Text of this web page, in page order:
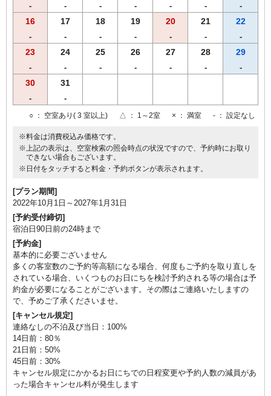
━ 温泉 ━ 伊賀忍者ゆかり『隠れの湯』
2024年リニューアルの大浴場＆露天風呂
森と風に包まれる湯浴みと、湯上がりラウンジ
━ ダイニング ━『TAKI-NOBE』
赤目の山並みを望むダイニングで、四季折々の美食を五感で。
赤目四十八滝・忍者の森・赤目滝水族館まで徒歩すぐ
室生寺・長谷寺も好アクセスの観光拠点に
― 諸注意 ―
※本プランは「90日前まで」のご予約限定です
※通常プランとキャンセル規定が異なります
※お料理アップグレードはご予約時にご申請ください
★Michelin Guide 愛知・岐阜・三重2019 特別版「3つ星」宿選出
For customers residing overseas and foreign nationals residing in
Japan, we kindly request that reservations be made with advance
credit card payment only. If a reservation is made with on-site
payment, it will need to be resubmitted as a reservation with credit
card payment.
✳︎✳︎豆情報✳︎✳︎
●当館は、いろいろな観光地に行くのに便利な場所！
旅の拠点にするには絶好の旅館です！
- - - - - - -
16
-
17
-
18
-
19
-
20
-
21
-
22
-
23
-
24
-
25
-
26
-
27
-
28
-
29
-
30
-
31
-
○ ： 空室あり( 3 室以上) △ ： 1～2室 × ： 満室 - ： 設定なし
※料金は消費税込み価格です。
※上記の表示は、空室検索の照会時点の状況ですので、予約時にお取り
できない場合もございます。
※日付をタッチすると料金・予約ボタンが表示されます。
[プラン期間]
2022年10月1日～2027年1月31日
[予約受付締切]
宿泊日90日前の24時まで
[予約金]
基本的に必要ございません
多くの客室数のご予約等高額になる場合、何度もご予約を取り直しを
されている場合、いくつものお日にちを検討予約される等の場合は予
約金が必要になることがございます。その際はご連絡いたしますの
で、予めご了承くださいませ。
[キャンセル規定]
連絡なしの不泊及び当日：100%
14日前：80％
21日前：50%
45日前：30%
キャンセル規定にかかるお日にちでの日程変更や予約人数の減員があ
った場合キャンセル料が発生します